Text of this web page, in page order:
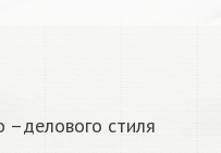
стиля